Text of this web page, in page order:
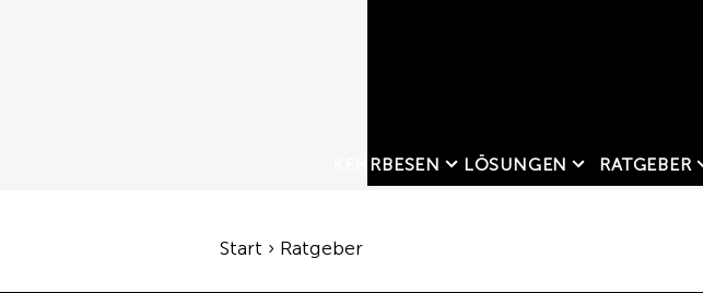
KEHRBESEN LÖSUNGEN RATGEBER
Start › Ratgeber